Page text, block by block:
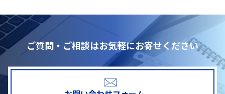
ご質問・ご相談はお気軽にお寄せください